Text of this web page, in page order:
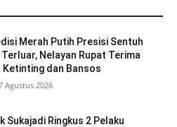
Merah Putih Presisi Sentuh
Terluar, Nelayan Rupat Terima
Ketinting dan Bansos
Agustus 2026
Sukajadi Ringkus 2 Pelaku